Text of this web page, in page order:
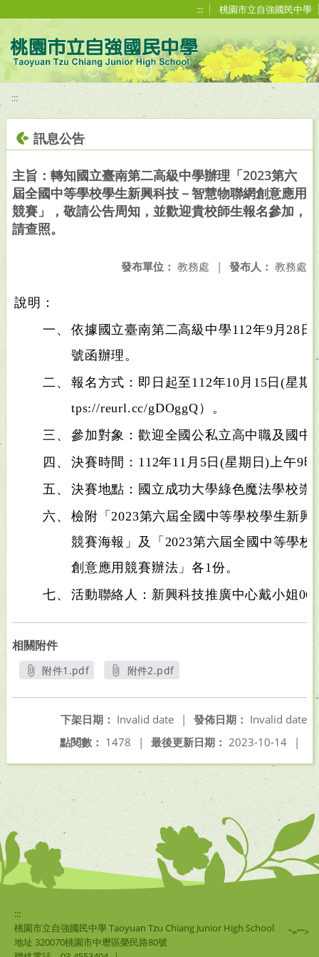
::: 桃園市立自強國民中學
:::
訊息公告
主旨：轉知國立臺南第二高級中學辦理「2023第六
屆全國中等學校學生新興科技－智慧物聯網創意應用
競賽」，敬請公告周知，並歡迎貴校師生報名參加，
請查照。
發布人： 教務處
發布單位： 教務處 |
說明：
一、 依據國立臺南第二高級中學112年9月28日
號函辦理。
二、 報名方式：即日起至112年10月15日(星
tps://reurl.cc/gDOggQ）。
三、 參加對象：歡迎全國公私立高中職及國中
四、 決賽時間：112年11月5日(星期日)上午9
五、 決賽地點：國立成功大學綠色魔法學校崇
六、 檢附「2023第六屆全國中等學校學生新
競賽海報」及「2023第六屆全國中等學
創意應用競賽辦法」各1份。
七、 活動聯絡人：新興科技推廣中心戴小姐
相關附件
附件1.pdf
附件2.pdf
發佈日期： Invalid date
下架日期： Invalid date
|
最後更新日期： 2023-10-14 |
點閱數： 1478 |
:::
桃園市立自強國民中學 Taoyuan Tzu Chiang Junior High School
地址 320070桃園市中壢區榮民路80號
"="">